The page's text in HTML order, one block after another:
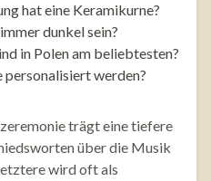
hat eine Keramikurne?
dunkel sein?
in Polen am beliebtesten?
personalisiert werden?
trägt eine tiefere
über die Musik
wird oft als